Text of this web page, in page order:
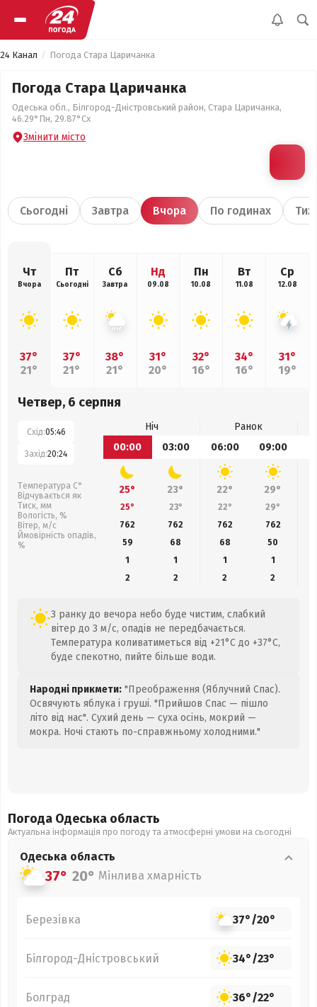
24 Канал Погода Стара Царичанка
Погода Стара Царичанка
Одеська обл., Білгород-Дністровський район, Стара Царичанка,
46.29°Пн, 29.87°Сх
Змінити місто
Сьогодні Завтра Вчора По годинах
Чт
Вчора
37°
21°
Пт
Сьогодні
37°
21°
Сб
Завтра
38°
21°
Нд
09.08
31°
20°
Пн
10.08
32°
16°
Вт
11.08
34°
16°
Ср
12.08
31°
19°
Четвер, 6 серпня
Схід:05:46
Захід:20:24
Температура С°
Відчувається як
Тиск, мм
Вологість, %
Вітер, м/с
Ймовірність опадів,
%
Ніч
Ранок
00:00
03:00 06:00 09:00
25° 23° 22° 29°
25° 23° 22° 29°
762
762 762 762
59
68 68
50
1
1 1
1
2
2 2 2
З ранку до вечора небо буде чистим, слабкий
вітер до 3 м/с, опадів не передбачається.
Температура коливатиметься від +21°C до +37°C,
буде спекотно, пийте більше води.
Народні прикмети: "Преображення (Яблучний Спас).
Освячують яблука і груші. "Прийшов Спас — пішло
літо від нас". Сухий день — суха осінь, мокрий —
мокра. Ночі стають по-справжньому холодними."
Погода Одеська область
Актуальна інформація про погоду та атмосферні умови на сьогодні
Одеська область
37° 20° Мінлива хмарність
Березівка 37°/20°
Білгород-Дністровський 34°/23°
Болград 36°/22°